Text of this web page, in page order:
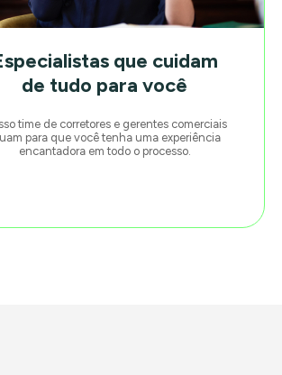
que cuidam
de tudo para você
time de corretores e gerentes comerciais
para que você tenha uma experiência
encantadora em todo o processo.